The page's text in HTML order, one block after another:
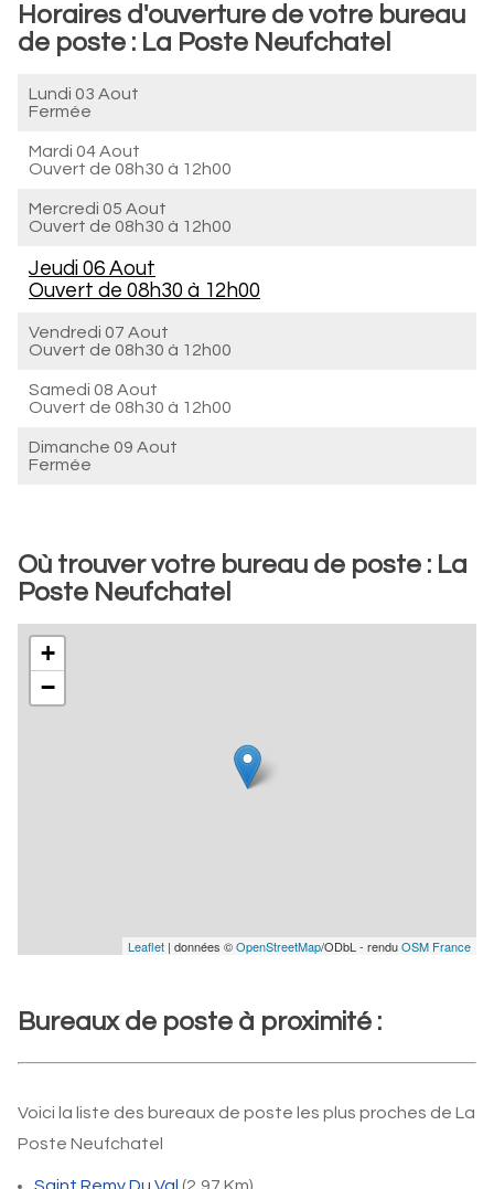
Horaires d'ouverture de votre bureau
de poste : La Poste Neufchatel
Lundi 03 Aout
Fermée
Mardi 04 Aout
Ouvert de 08h30 à 12h00
Mercredi 05 Aout
Ouvert de 08h30 à 12h00
Jeudi 06 Aout
Ouvert de 08h30 à 12h00
Vendredi 07 Aout
Ouvert de 08h30 à 12h00
Samedi 08 Aout
Ouvert de 08h30 à 12h00
Dimanche 09 Aout
Fermée
Où trouver votre bureau de poste : La
Poste Neufchatel
+
−
Leaflet | données ©OpenStreetMap/ODbL - renduOSM France
Bureaux de poste à proximité :
Voici la liste des bureaux de poste les plus proches de La
Poste Neufchatel